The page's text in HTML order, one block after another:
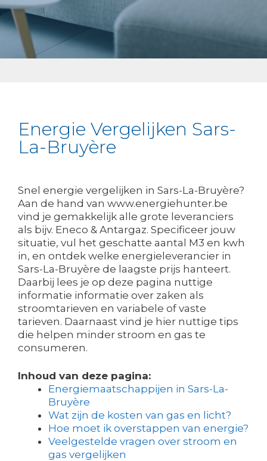
Energie Vergelijken Sars-
La-Bruyère
Snel energie vergelijken in Sars-La-Bruyère?
Aan de hand van www.energiehunter.be
vind je gemakkelijk alle grote leveranciers
als bijv. Eneco & Antargaz. Specificeer jouw
situatie, vul het geschatte aantal M3 en kwh
in, en ontdek welke energieleverancier in
Sars-La-Bruyère de laagste prijs hanteert.
Daarbij lees je op deze pagina nuttige
informatie informatie over zaken als
stroomtarieven en variabele of vaste
tarieven. Daarnaast vind je hier nuttige tips
die helpen minder stroom en gas te
consumeren.
Inhoud van deze pagina:
Energiemaatschappijen in Sars-La-
Bruyère
Wat zijn de kosten van gas en licht?
Hoe moet ik overstappen van energie?
Veelgestelde vragen over stroom en
gas vergelijken